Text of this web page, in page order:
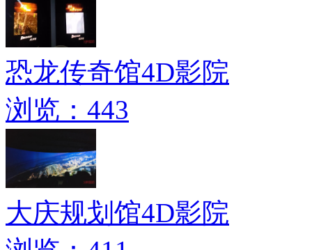
恐龙传奇馆4D影院
浏览：443
大庆规划馆4D影院